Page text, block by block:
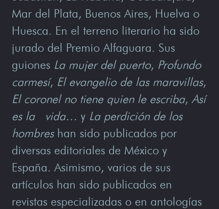
Mar del Plata, Buenos Aires, Huelva o
Huesca. En el terreno literario ha sido
jurado del Premio Alfaguara. Sus
guiones La mujer del puerto, Profundo
carmesí, El evangelio de las maravillas,
El coronel no tiene quien le escriba, Así
es la vida… y La perdición de los
hombreshan sido publicados por
diversas editoriales de México y
España. Asimismo, varios de sus
artículos han sido publicados en
revistas especializadas o en antologías